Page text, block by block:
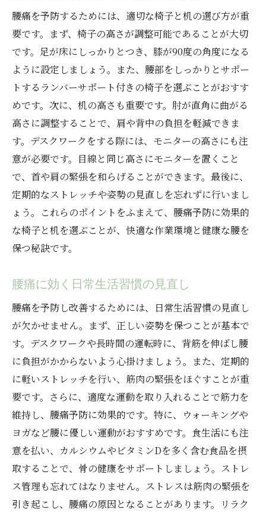
腰痛を予防するためには、適切な椅子と机の選び方が重
要です。まず、椅子の高さが調整可能であることが大切
です。足が床にしっかりとつき、膝が90度の角度になる
ように設定しましょう。また、腰部をしっかりとサポー
トするランバーサポート付きの椅子を選ぶことがおすす
めです。次に、机の高さも重要です。肘が直角に曲がる
高さに調整することで、肩や背中の負担を軽減できま
す。デスクワークをする際には、モニターの高さにも注
意が必要です。目線と同じ高さにモニターを置くこと
で、首や肩の緊張を和らげることができます。最後に、
定期的なストレッチや姿勢の見直しを忘れずに行いまし
ょう。これらのポイントをふまえて、腰痛予防に効果的
な椅子と机を選ぶことが、快適な作業環境と健康な腰を
保つ秘訣です。
腰痛に効く日常生活習慣の見直し
腰痛を予防し改善するためには、日常生活習慣の見直し
が欠かせません。まず、正しい姿勢を保つことが基本で
す。デスクワークや長時間の運転時に、背筋を伸ばし腰
に負担がかからないよう心掛けましょう。また、定期的
に軽いストレッチを行い、筋肉の緊張をほぐすことが重
要です。さらに、適度な運動を取り入れることで筋力を
維持し、腰痛予防に効果的です。特に、ウォーキングや
ヨガなど腰に優しい運動がおすすめです。食生活にも注
意を払い、カルシウムやビタミンDを多く含む食品を摂
取することで、骨の健康をサポートしましょう。ストレ
ス管理も忘れてはなりません。ストレスは筋肉の緊張を
引き起こし、腰痛の原因となることがあります。リラク